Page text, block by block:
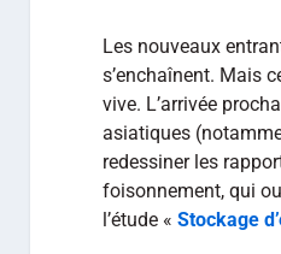
Les nouveaux
s’enchaînent. Mais
vive. L’arrivée
asiatiques
redessiner les
foisonnement, qui
l’étude « Stockage